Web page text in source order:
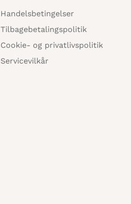
Handelsbetingelser
Tilbagebetalingspolitik
Cookie- og privatlivspolitik
Servicevilkår